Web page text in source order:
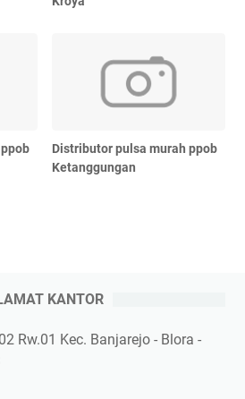
Distributor pulsa murah ppob
Ketanggungan
KANTOR
Rw.01 Kec. Banjarejo - Blora -